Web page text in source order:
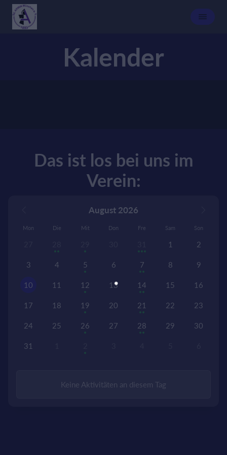
Kalender
Das ist los bei uns im
Verein:
August 2026
Mon Die Mit Don Fre Sam Son
1 2
3 4 5 6 7 8 9
10 11 12 13 14 15 16
17 18 19 20 21 22 23
24 25 26 27 28 29 30
31
Keine Aktivitäten an diesem Tag